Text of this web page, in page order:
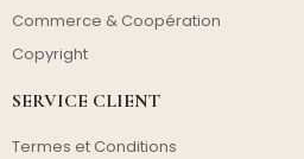
Commerce & Coopération
Copyright
SERVICE CLIENT
Termes et Conditions